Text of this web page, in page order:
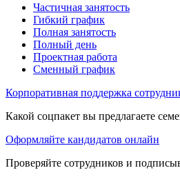
Частичная занятость
Гибкий график
Полная занятость
Полный день
Проектная работа
Сменный график
Корпоративная поддержка
Какой соцпакет вы предлагаете
Оформляйте кандидатов онлайн
Проверяйте сотрудников и